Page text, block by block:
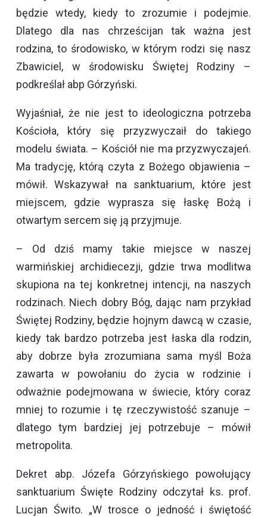
będzie wtedy, kiedy to zrozumie i podejmie.
Dlatego dla nas chrześcijan tak ważna jest
rodzina, to środowisko, w którym rodzi się nasz
Zbawiciel, w środowisku Świętej Rodziny –
podkreślał abp Górzyński.
Wyjaśniał, że nie jest to ideologiczna potrzeba
Kościoła, który się przyzwyczaił do takiego
modelu świata. – Kościół nie ma przyzwyczajeń.
Ma tradycję, którą czyta z Bożego objawienia –
mówił. Wskazywał na sanktuarium, które jest
miejscem, gdzie wyprasza się łaskę Bożą i
otwartym sercem się ją przyjmuje.
– Od dziś mamy takie miejsce w naszej
warmińskiej archidiecezji, gdzie trwa modlitwa
skupiona na tej konkretnej intencji, na naszych
rodzinach. Niech dobry Bóg, dając nam przykład
Świętej Rodziny, będzie hojnym dawcą w czasie,
kiedy tak bardzo potrzeba jest łaska dla rodzin,
aby dobrze była zrozumiana sama myśl Boża
zawarta w powołaniu do życia w rodzinie i
odważnie podejmowana w świecie, który coraz
mniej to rozumie i tę rzeczywistość szanuje –
dlatego tym bardziej jej potrzebuje – mówił
metropolita.
Dekret abp. Józefa Górzyńskiego powołujący
sanktuarium Święte Rodziny odczytał ks. prof.
Lucjan Świto. „W trosce o jedność i świętość